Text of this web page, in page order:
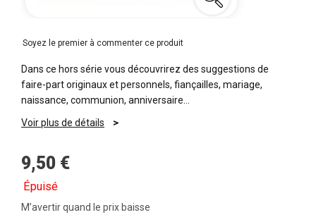
Soyez le premier à commenter ce produit
Dans ce hors série vous découvrirez des suggestions de
faire-part originaux et personnels, fiançailles, mariage,
naissance, communion, anniversaire…
Voir plus de détails
9,50 €
Épuisé
M’avertir quand le prix baisse